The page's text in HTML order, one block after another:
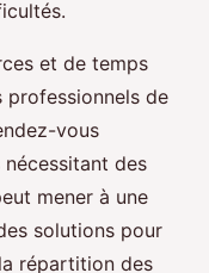
et de temps
professionnels de
vous
des
mener à une
solutions pour
répartition des